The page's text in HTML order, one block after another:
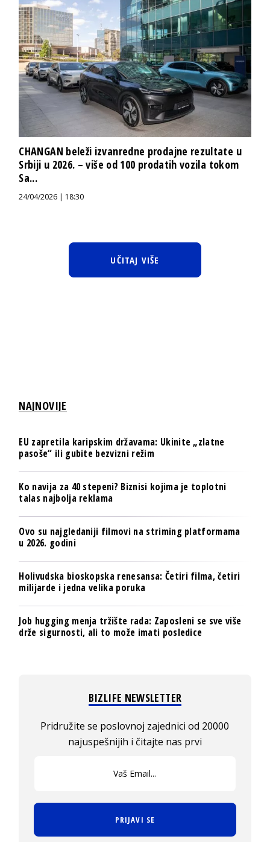
CHANGAN beleži izvanredne prodajne rezultate u
Srbiji u 2026. – više od 100 prodatih vozila tokom
Sa...
24/04/2026 | 18:30
UČITAJ VIŠE
NAJNOVIJE
EU zapretila karipskim državama: Ukinite „zlatne
pasoše“ ili gubite bezvizni režim
Ko navija za 40 stepeni? Biznisi kojima je toplotni
talas najbolja reklama
Ovo su najgledaniji filmovi na striming platformama
u 2026. godini
Holivudska bioskopska renesansa: Četiri filma, četiri
milijarde i jedna velika poruka
Job hugging menja tržište rada: Zaposleni se sve više
drže sigurnosti, ali to može imati posledice
BIZLIFE NEWSLETTER
Pridružite se poslovnoj zajednici od 20000
najuspešnijih i čitajte nas prvi
PRIJAVI SE